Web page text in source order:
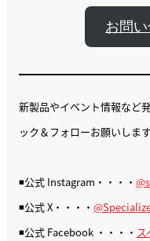
お問
新製品やイベント情報など
ック＆フォローお願いします
◾️公式 Instagram・・・・
◾️公式 X・・・・
◾️公式 Facebook ・・・・